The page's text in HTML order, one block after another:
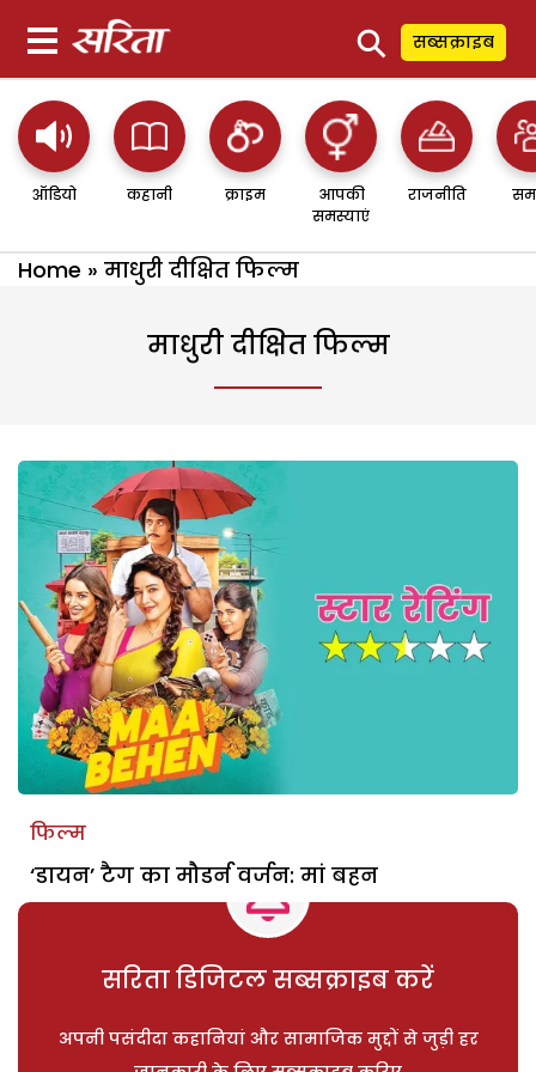
⚲ सब्सक्राइब
ऑडियो कहानी क्राइम
आपकी
समस्याएं
राजनीति
Home » माधुरी दीक्षित फिल्म
माधुरी दीक्षित फिल्म
फिल्म
‘डायन’ टैग का मौडर्न वर्जन: मां बहन
सरिता डिजिटल सब्सक्राइब करें
अपनी पसंदीदा कहानियां और सामाजिक मुद्दों से जुड़ी हर